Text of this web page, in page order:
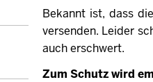
Bekannt ist, dass
versenden. Leider
auch erschwert.
Zum Schutz wird